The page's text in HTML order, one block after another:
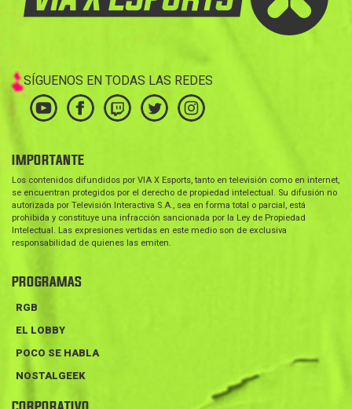
SÍGUENOS EN TODAS LAS REDES
IMPORTANTE
Los contenidos difundidos por VIA X Esports, tanto en televisión como en internet,
se encuentran protegidos por el derecho de propiedad intelectual. Su difusión no
autorizada por Televisión Interactiva S.A., sea en forma total o parcial, está
prohibida y constituye una infracción sancionada por la Ley de Propiedad
Intelectual. Las expresiones vertidas en este medio son de exclusiva
responsabilidad de quienes las emiten.
PROGRAMAS
RGB
EL LOBBY
POCO SE HABLA
NOSTALGEEK